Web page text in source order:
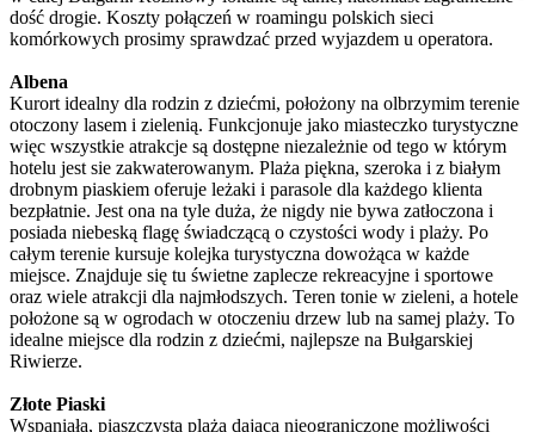
dość drogie. Koszty połączeń w roamingu polskich sieci
komórkowych prosimy sprawdzać przed wyjazdem u operatora.
Albena
Kurort idealny dla rodzin z dziećmi, położony na olbrzymim terenie
otoczony lasem i zielenią. Funkcjonuje jako miasteczko turystyczne
więc wszystkie atrakcje są dostępne niezależnie od tego w którym
hotelu jest sie zakwaterowanym. Plaża piękna, szeroka i z białym
drobnym piaskiem oferuje leżaki i parasole dla każdego klienta
bezpłatnie. Jest ona na tyle duża, że nigdy nie bywa zatłoczona i
posiada niebeską flagę świadczącą o czystości wody i plaży. Po
całym terenie kursuje kolejka turystyczna dowożąca w każde
miejsce. Znajduje się tu świetne zaplecze rekreacyjne i sportowe
oraz wiele atrakcji dla najmłodszych. Teren tonie w zieleni, a hotele
położone są w ogrodach w otoczeniu drzew lub na samej plaży. To
idealne miejsce dla rodzin z dziećmi, najlepsze na Bułgarskiej
Riwierze.
Złote Piaski
Wspaniała, piaszczysta plaża dająca nieograniczone możliwości